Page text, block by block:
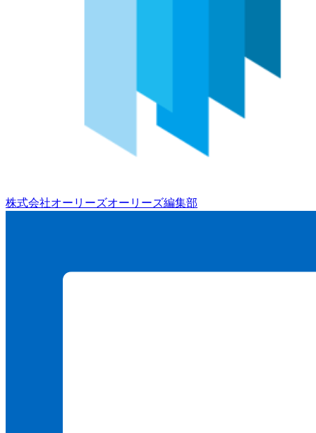
株式会社オーリーズオーリーズ編集部